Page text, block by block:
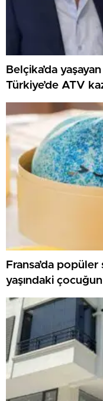
Belçika’da
Türkiye’de ATV
Fransa’da
yaşındaki